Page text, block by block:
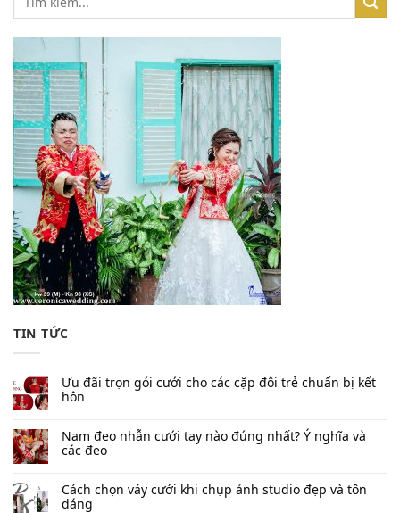
TIN TỨC
Ưu đãi trọn gói cưới cho các cặp đôi trẻ chuẩn bị kết
hôn
Nam đeo nhẫn cưới tay nào đúng nhất​? Ý nghĩa và
các đeo
Cách chọn váy cưới khi chụp ảnh studio đẹp và tôn
dáng